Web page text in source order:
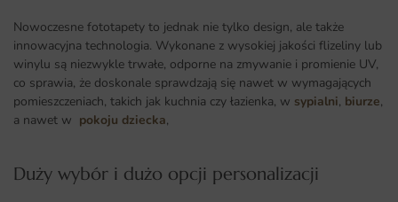
Nowoczesne fototapety to jednak nie tylko design, ale także
innowacyjna technologia. Wykonane z wysokiej jakości flizeliny lub
winylu są niezwykle trwałe, odporne na zmywanie i promienie UV,
co sprawia, że doskonale sprawdzają się nawet w wymagających
pomieszczeniach, takich jak kuchnia czy łazienka, w sypialni, biurze,
a nawet w pokoju dziecka,
Duży wybór i dużo opcji personalizacji ​